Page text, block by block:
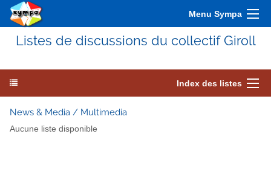
Menu Sympa
Listes de discussions du collectif Giroll
Index des listes
News & Media / Multimedia
Aucune liste disponible